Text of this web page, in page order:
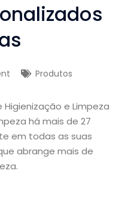
Produtos
Higienização e Limpeza
há mais de 27
em todas as suas
abrange mais de